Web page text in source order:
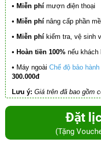
• Miễn phí mượn điện thoại
• Miễn phí nâng cấp phần
• Miễn phí kiểm tra, vệ sinh
• Hoàn tiền 100% nếu khách
• Máy ngoài Chế độ bảo hành
300.000đ
Lưu ý: Giá trên đã bao gồm
Đặt
(Tặng